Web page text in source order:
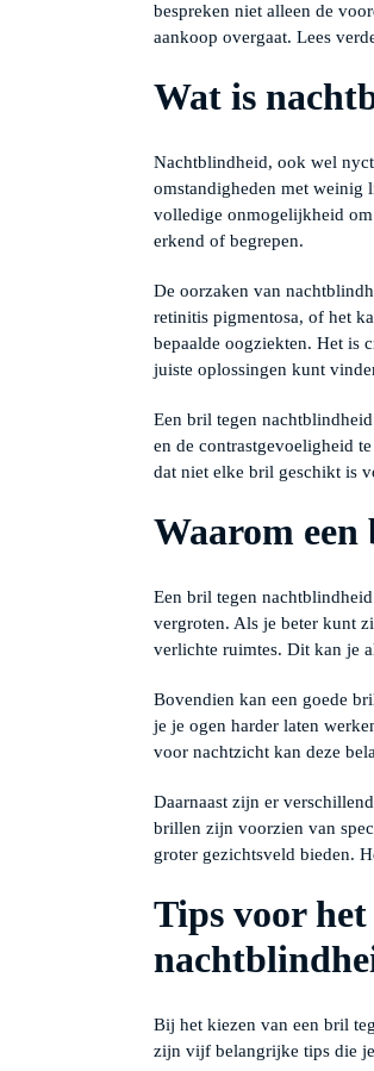
bespreken niet alleen de
aankoop overgaat. Lees
Wat is
Nachtblindheid, ook wel
omstandigheden met weinig
volledige onmogelijkheid
erkend of begrepen.
De oorzaken van
retinitis pigmentosa, of het
bepaalde oogziekten. Het is
juiste oplossingen kunt
Een bril tegen
en de contrastgevoeligheid
dat niet elke bril geschikt is
Waarom
Een bril tegen
vergroten. Als je beter kunt
verlichte ruimtes. Dit kan je
Bovendien kan een goede
je je ogen harder laten
voor nachtzicht kan deze
Daarnaast zijn er
brillen zijn voorzien van
groter gezichtsveld bieden.
Tips voor
Bij het kiezen van een bril
zijn vijf belangrijke tips die